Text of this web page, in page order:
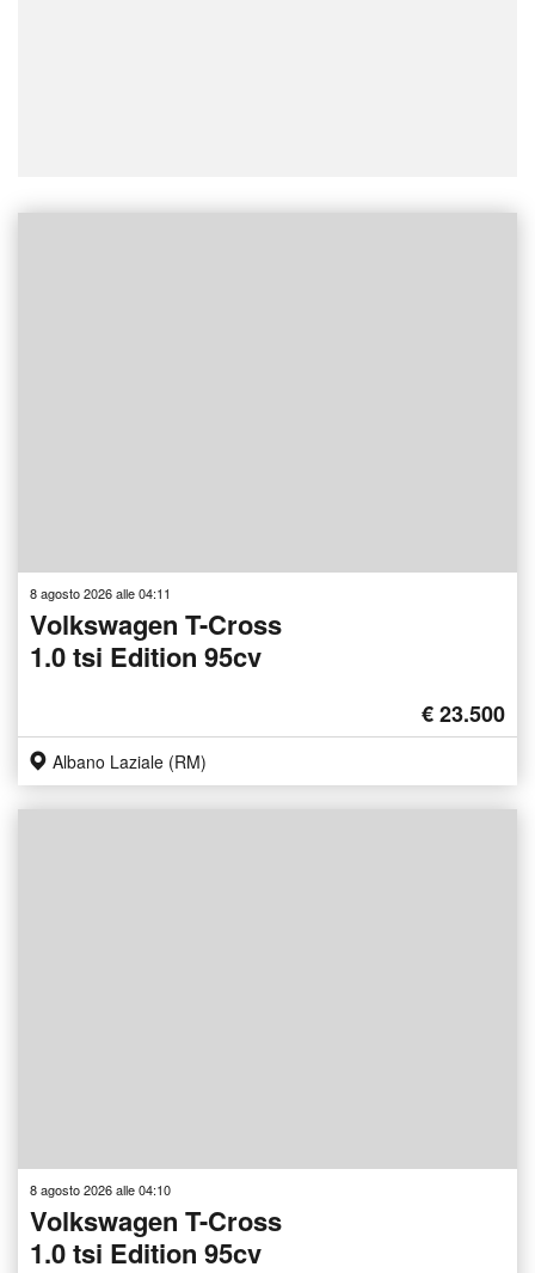
8 agosto 2026 alle 04:11
Volkswagen T-Cross
1.0 tsi Edition 95cv
€ 23.500
Albano Laziale (RM)
8 agosto 2026 alle 04:10
Volkswagen T-Cross
1.0 tsi Edition 95cv